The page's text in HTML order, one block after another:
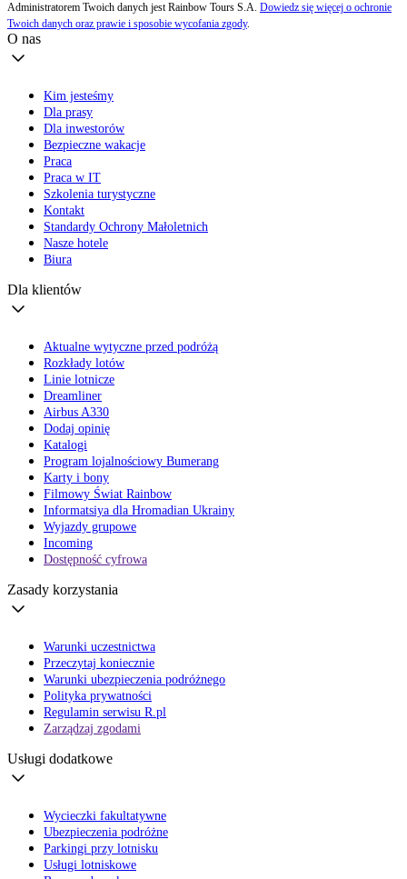
Administratorem Twoich danych jest Rainbow Tours S.A. Dowiedz się więcej o ochronie
Twoich danych oraz prawie i sposobie wycofania zgody.
O nas
Kim jesteśmy
Dla prasy
Dla inwestorów
Bezpieczne wakacje
Praca
Praca w IT
Szkolenia turystyczne
Kontakt
Standardy Ochrony Małoletnich
Nasze hotele
Biura
Dla klientów
Aktualne wytyczne przed podróżą
Rozkłady lotów
Linie lotnicze
Dreamliner
Airbus A330
Dodaj opinię
Katalogi
Program lojalnościowy Bumerang
Karty i bony
Filmowy Świat Rainbow
Informatsiya dla Hromadian Ukrainy
Wyjazdy grupowe
Incoming
Dostępność cyfrowa
Zasady korzystania
Warunki uczestnictwa
Przeczytaj koniecznie
Warunki ubezpieczenia podróżnego
Polityka prywatności
Regulamin serwisu R.pl
Zarządzaj zgodami
Usługi dodatkowe
Wycieczki fakultatywne
Ubezpieczenia podróżne
Parkingi przy lotnisku
Usługi lotniskowe